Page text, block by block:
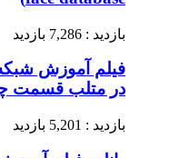
بازدید : 7,286 بازدید
فیلم آموزش
در متلب قسمت
بازدید : 5,201 بازدید